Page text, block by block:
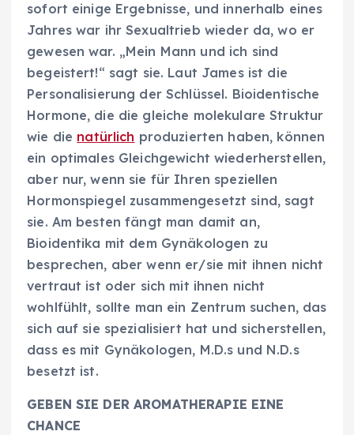
sofort einige Ergebnisse, und innerhalb eines
Jahres war ihr Sexualtrieb wieder da, wo er
gewesen war. „Mein Mann und ich sind
begeistert!“ sagt sie. Laut James ist die
Personalisierung der Schlüssel. Bioidentische
Hormone, die die gleiche molekulare Struktur
wie die natürlich produzierten haben, können
ein optimales Gleichgewicht wiederherstellen,
aber nur, wenn sie für Ihren speziellen
Hormonspiegel zusammengesetzt sind, sagt
sie. Am besten fängt man damit an,
Bioidentika mit dem Gynäkologen zu
besprechen, aber wenn er/sie mit ihnen nicht
vertraut ist oder sich mit ihnen nicht
wohlfühlt, sollte man ein Zentrum suchen, das
sich auf sie spezialisiert hat und sicherstellen,
dass es mit Gynäkologen, M.D.s und N.D.s
besetzt ist.
GEBEN SIE DER AROMATHERAPIE EINE
CHANCE